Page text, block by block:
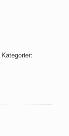
Kategorier: